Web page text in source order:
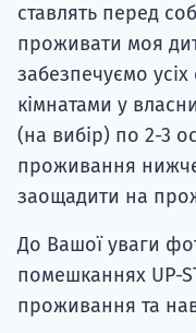
ставлять перед
проживати моя
забезпечуємо усіх
кімнатами у
(на вибір) по 2-3
проживання
заощадити на
До Вашої уваги
помешканнях UP-
проживання та